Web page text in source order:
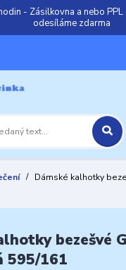
- Zásilkovna a nebo
odesíláme zdarma
Dámské kalhotky
bezešvé
595/161